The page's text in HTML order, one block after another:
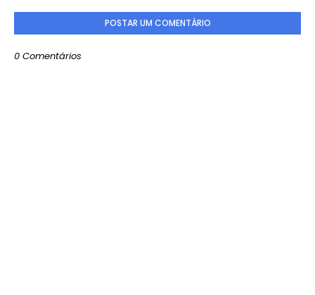
POSTAR UM COMENTÁRIO
0 Comentários